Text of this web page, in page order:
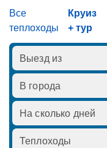
Все
теплоходы
Круиз
+ тур